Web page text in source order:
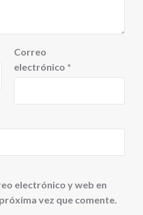
Correo
electrónico *
electrónico y web en
vez que comente.